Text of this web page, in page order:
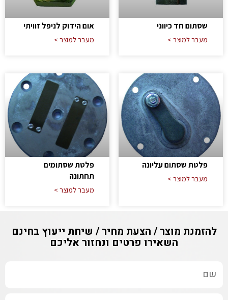
שסתום חד כיווני
מעבר למוצר >
אום הידוק לניפל זוויתי
מעבר למוצר >
פלטת שסתום עליונה
מעבר למוצר >
פלטת שסתומים
תחתונה
מעבר למוצר >
להזמנת מוצר / הצעת מחיר / שיחת ייעוץ בחינם
השאירו פרטים ונחזור אליכם